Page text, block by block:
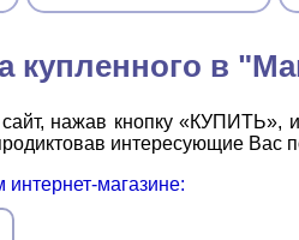
купленного в
нажав кнопку «КУПИТЬ»,
интересующие Вас
магазине: